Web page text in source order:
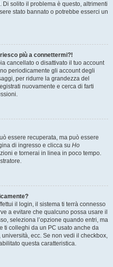
solito il problema è questo, altrimenti
stato bannato o potrebbe esserci un
più a connettermi?!
cancellato o disattivato il tuo account
periodicamente gli account degli
per ridurre la grandezza del
nuovamente e cerca di farti
essere recuperata, ma può essere
di ingresso e clicca su Ho
e tornerai in linea in poco tempo.
il login, il sistema ti terrà connesso
a evitare che qualcuno possa usare il
seleziona l’opzione quando entri, ma
ti colleghi da un PC usato anche da
ecc. Se non vedi il checkbox,
questa caratteristica.